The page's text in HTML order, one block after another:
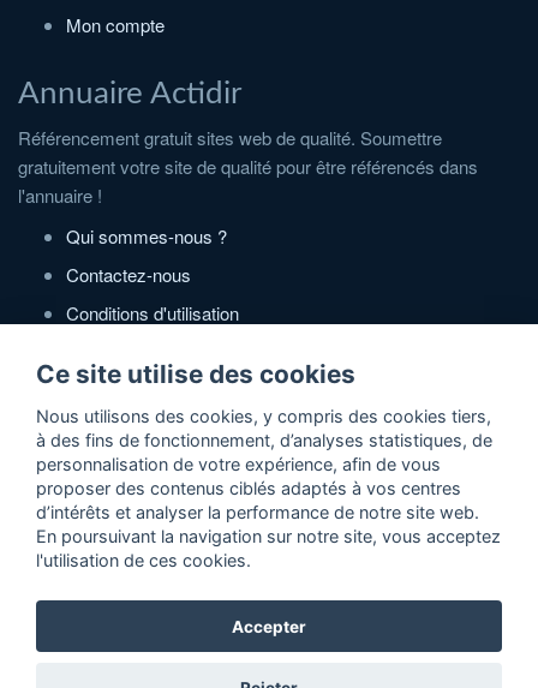
Mon compte
Annuaire Actidir
Référencement gratuit sites web de qualité. Soumettre
gratuitement votre site de qualité pour être référencés dans
l'annuaire !
Qui sommes-nous ?
Contactez-nous
Conditions d'utilisation
Partenaires
Zone Annonces Gratuites
Locations vacances entre particuliers
Ruedesvacances
2026 ©Actidir - Annuaire gratuit de sites web de qualité
Ce site utilise des cookies
Nous utilisons des cookies, y compris des cookies tiers,
à des fins de fonctionnement, d’analyses statistiques, de
personnalisation de votre expérience, afin de vous
proposer des contenus ciblés adaptés à vos centres
d’intérêts et analyser la performance de notre site web.
En poursuivant la navigation sur notre site, vous acceptez
l'utilisation de ces cookies.
Accepter